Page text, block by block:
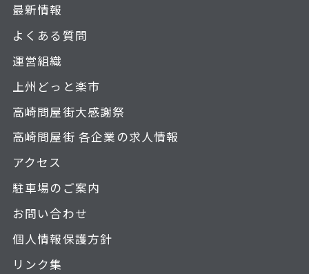
最新情報
よくある質問
運営組織
上州どっと楽市
高崎問屋街大感謝祭
高崎問屋街 各企業の求人情報
アクセス
駐車場のご案内
お問い合わせ
個人情報保護方針
リンク集